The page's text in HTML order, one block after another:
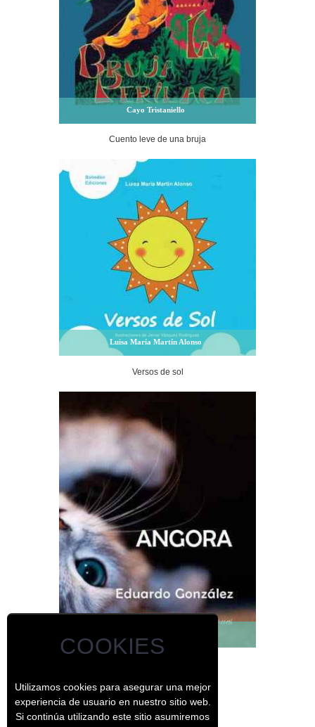
COOKIES
Utilizamos cookies para asegurar una mejor
experiencia de usuario en nuestro sitio web.
Si continúa utilizando este sitio asumiremos
Cayo Tristaniello
Cuento leve de una bruja
Luisa María Martín Alonso
Versos de sol